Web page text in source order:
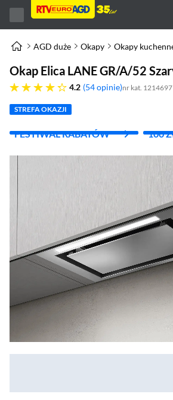
AGD duże Okapy Okapy
Okap Elica LANE GR/A/52
4.2
4.2 gwiazdek 54 opinie nr kat. 1214697
STREFA OKAZJI
FESTIWAL RABATÓW
100